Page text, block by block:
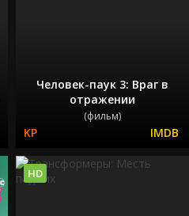
Человек-паук 3: Враг в
отражении
(фильм)
HD